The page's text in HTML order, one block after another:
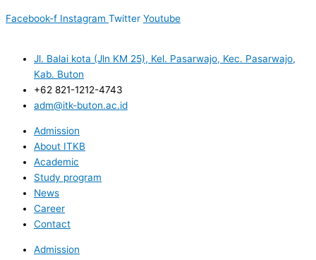
Facebook-f Instagram Twitter Youtube
Jl. Balai kota (Jln KM 25), Kel. Pasarwajo, Kec. Pasarwajo,
Kab. Buton
+62 821-1212-4743
adm@itk-buton.ac.id
Admission
About ITKB
Academic
Study program
News
Career
Contact
Admission